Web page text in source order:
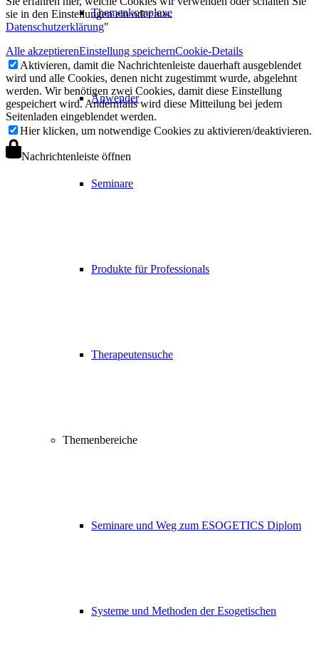
Themenkomplexe
Anwender
Seminare
Produkte für Professionals
Therapeutensuche
Themenbereiche
Seminare und Weg zum ESOGETICS Diplom
Systeme und Methoden der Esogetischen
sie in den Einstellungen ein oder aus.
Datenschutzerklärung"
Alle akzeptierenEinstellung speichernCookie-Details
Aktivieren, damit die Nachrichtenleiste dauerhaft ausgeblendet
wird und alle Cookies, denen nicht zugestimmt wurde, abgelehnt
werden. Wir benötigen zwei Cookies, damit diese Einstellung
gespeichert wird. Andernfalls wird diese Mitteilung bei jedem
Seitenladen eingeblendet werden.
Hier klicken, um notwendige Cookies zu aktivieren/deaktivieren.
Nachrichtenleiste öffnen